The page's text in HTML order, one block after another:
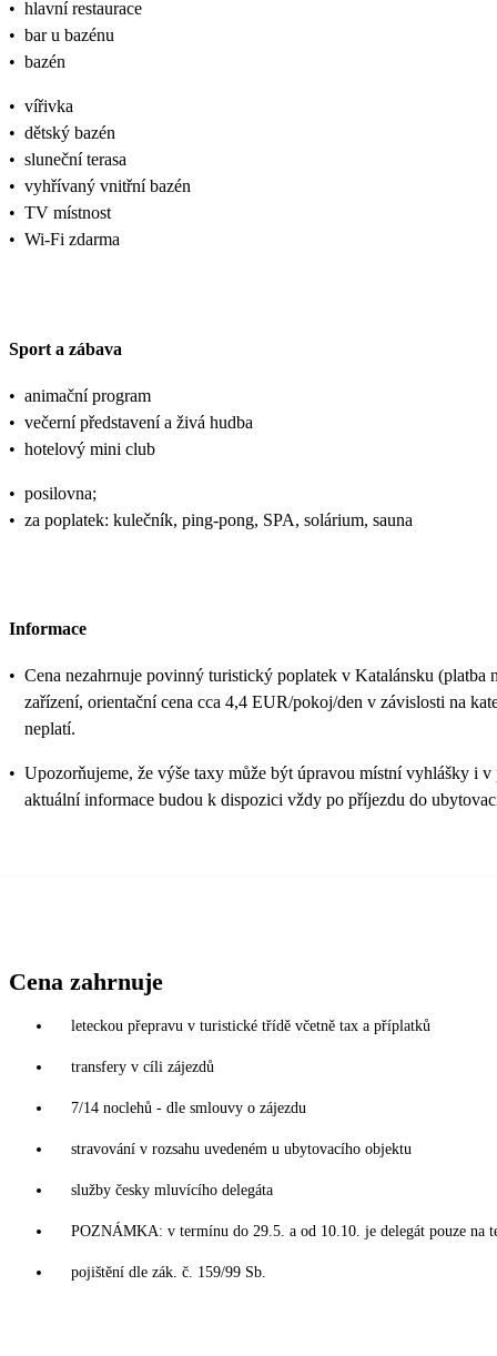
• hlavní restaurace
• bar u bazénu
• bazén
• vířivka
• dětský bazén
• sluneční terasa
• vyhřívaný vnitřní bazén
• TV místnost
• Wi-Fi zdarma
Sport a zábava
• animační program
• večerní představení a živá hudba
• hotelový mini club
• posilovna;
• za poplatek: kulečník, ping-pong, SPA, solárium, sauna
Informace
• Cena nezahrnuje povinný turistický poplatek v Katalánsku (platba
zařízení, orientační cena cca 4,4 EUR/pokoj/den v závislosti na
neplatí.
• Upozorňujeme, že výše taxy může být úpravou místní vyhlášky i
aktuální informace budou k dispozici vždy po příjezdu do
Cena zahrnuje
leteckou přepravu v turistické třídě včetně tax a příplatků
transfery v cíli zájezdů
7/14 noclehů - dle smlouvy o zájezdu
stravování v rozsahu uvedeném u ubytovacího objektu
služby česky mluvícího delegáta
POZNÁMKA: v termínu do 29.5. a od 10.10. je delegát pouze na
pojištění dle zák. č. 159/99 Sb.